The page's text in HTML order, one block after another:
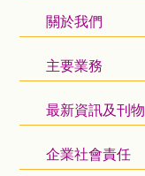
關於我們
主要業務
最新資訊及刊物
企業社會責任